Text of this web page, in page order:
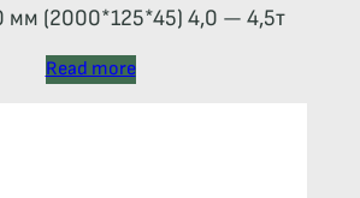
мм (2000*125*45) 4,0 — 4,5т
Read more